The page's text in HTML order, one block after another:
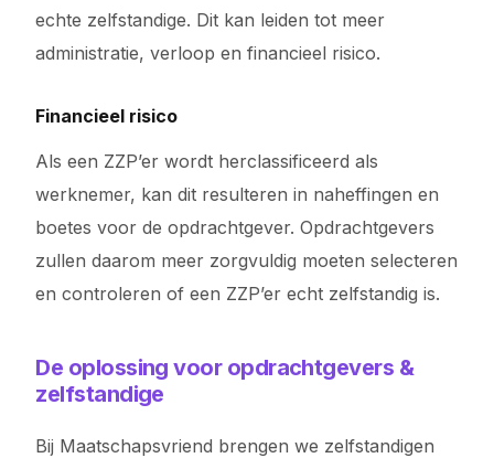
echte zelfstandige. Dit kan leiden tot meer
administratie, verloop en financieel risico.
Financieel risico
Als een ZZP’er wordt herclassificeerd als
werknemer, kan dit resulteren in naheffingen en
boetes voor de opdrachtgever. Opdrachtgevers
zullen daarom meer zorgvuldig moeten selecteren
en controleren of een ZZP’er echt zelfstandig is.
De oplossing voor opdrachtgevers &
zelfstandige
Bij Maatschapsvriend brengen we zelfstandigen